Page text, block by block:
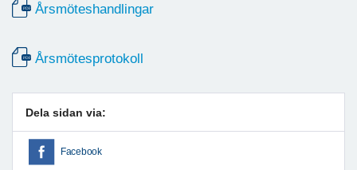
Årsmöteshandlingar
Årsmötesprotokoll
Dela sidan via:
Facebook